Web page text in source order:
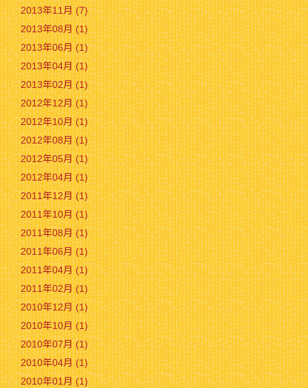
2013年11月 (7)
2013年08月 (1)
2013年06月 (1)
2013年04月 (1)
2013年02月 (1)
2012年12月 (1)
2012年10月 (1)
2012年08月 (1)
2012年05月 (1)
2012年04月 (1)
2011年12月 (1)
2011年10月 (1)
2011年08月 (1)
2011年06月 (1)
2011年04月 (1)
2011年02月 (1)
2010年12月 (1)
2010年10月 (1)
2010年07月 (1)
2010年04月 (1)
2010年01月 (1)